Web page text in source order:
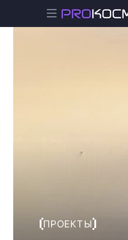
ПРОЕКТЫ